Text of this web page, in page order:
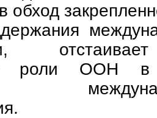
обход
роли ООН в